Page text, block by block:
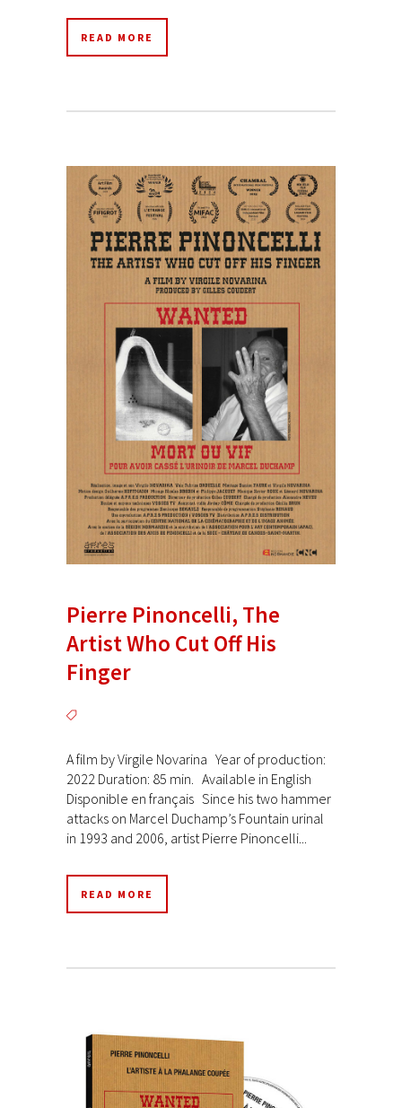
READ MORE
Pierre Pinoncelli, The
Artist Who Cut Off His
Finger
A film by Virgile Novarina Year of production:
2022 Duration: 85 min. Available in English
Disponible en français Since his two hammer
attacks on Marcel Duchamp’s Fountain urinal
in 1993 and 2006, artist Pierre Pinoncelli...
READ MORE